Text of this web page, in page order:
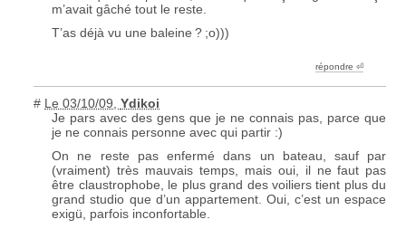
m’avait gâché tout le reste.
T’as déjà vu une baleine ? ;o)))
répondre ︎⏎
# Le 03/10/09 ,Ydikoi
Je pars avec des gens que je ne connais pas, parce que
je ne connais personne avec qui partir :)
On ne reste pas enfermé dans un bateau, sauf par
(vraiment) très mauvais temps, mais oui, il ne faut pas
être claustrophobe, le plus grand des voiliers tient plus du
grand studio que d’un appartement. Oui, c’est un espace
exigü, parfois inconfortable.